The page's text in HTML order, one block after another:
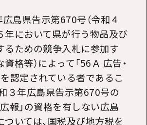
島県告示第670号（令和４
年において県が行う物品及び
るための競争入札に参加す
格等）によって「56Ａ 広告・
認定されている者であるこ
３年広島県告示第670号の
広報」の資格を有しない広島
ついては、国税及び地方税を